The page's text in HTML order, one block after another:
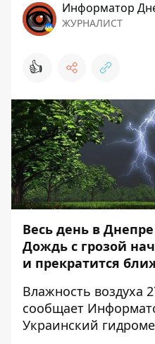
Информатор
ЖУРНАЛИСТ
👍
Весь день в
Дождь c грозой
и прекратится
Влажность воздуха
сообщает
Украинский